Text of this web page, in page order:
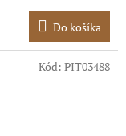
Do košíka
Kód: PIT03488